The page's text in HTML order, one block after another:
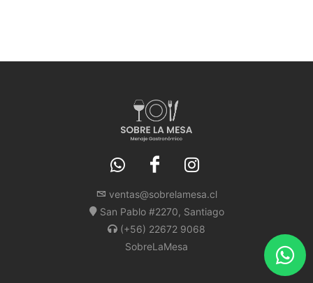
ventas@sobrelamesa.cl
San Pablo #2270, Santiago
(+56) 22672 9068
SobreLaMesa